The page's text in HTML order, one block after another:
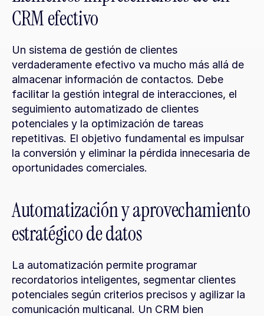
CRM efectivo
Un sistema de gestión de clientes
verdaderamente efectivo va mucho más allá de
almacenar información de contactos. Debe
facilitar la gestión integral de interacciones, el
seguimiento automatizado de clientes
potenciales y la optimización de tareas
repetitivas. El objetivo fundamental es impulsar
la conversión y eliminar la pérdida innecesaria de
oportunidades comerciales.
Automatización y aprovechamiento
estratégico de datos
La automatización permite programar
recordatorios inteligentes, segmentar clientes
potenciales según criterios precisos y agilizar la
comunicación multicanal. Un CRM bien